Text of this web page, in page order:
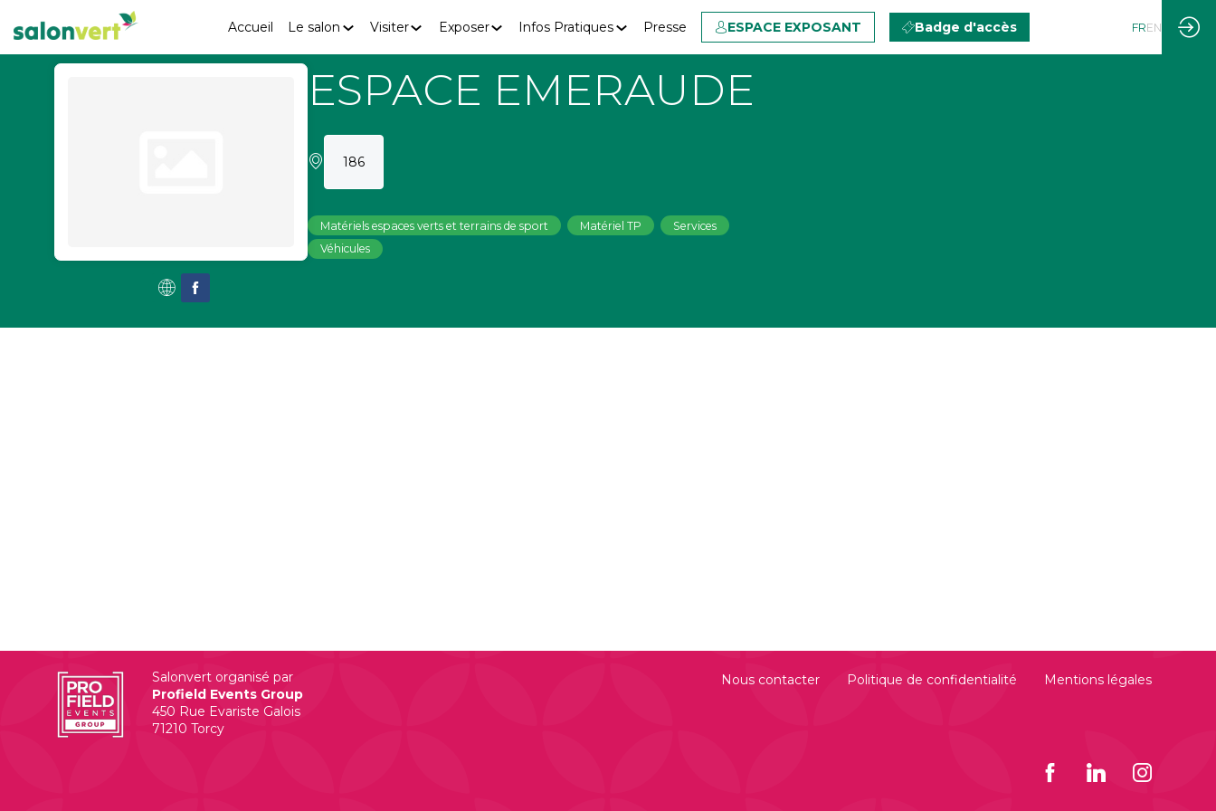
Accueil Le salon Visiter Exposer Infos Pratiques Presse ESPACE EXPOSANT Badge d'accès FREN
ESPACE EMERAUDE
186
Matériels espaces verts et terrains de sport Matériel TP
Services
Véhicules
Salonvert organisé par
Profield Events Group
450 Rue Evariste Galois
Nous contacter Politique de confidentialité Mentions légales